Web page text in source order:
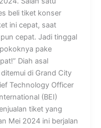
beli tiket konser
ini cepat, saat
cepat. Jadi tinggal
pake
Diah asal
di Grand City
Technology Officer
(BEI)
tiket yang
Mei 2024 ini berjalan